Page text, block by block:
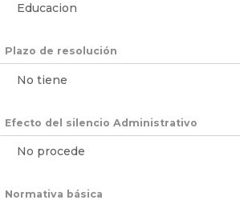
Educacion
Plazo de resolución
No tiene
Efecto del silencio Administrativo
No procede
Normativa básica